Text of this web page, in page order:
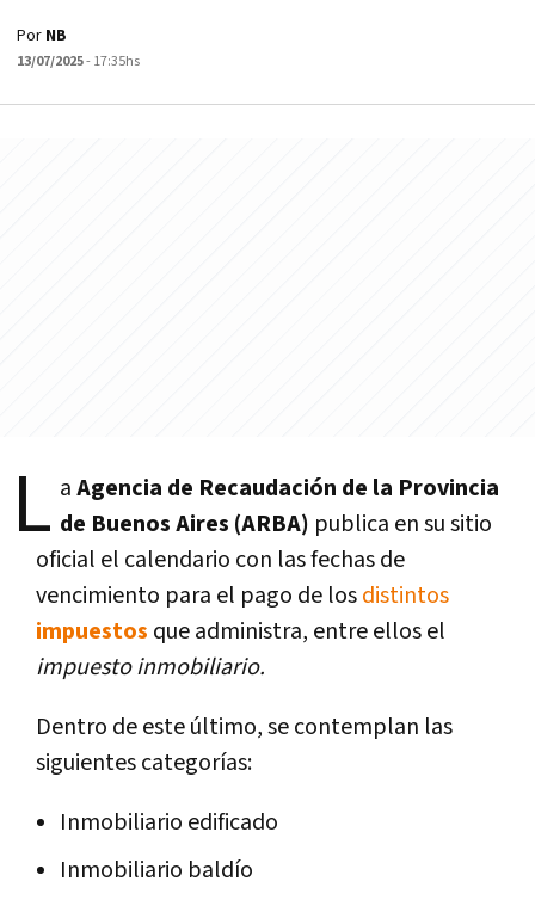
Por NB
13/07/2025- 17:35hs
L aAgencia de Recaudación de la Provincia
de Buenos Aires (ARBA) publica en su sitio
oficial el calendario con las fechas de
vencimiento para el pago de losdistintos
impuestos que administra, entre ellos el
impuesto inmobiliario.
Dentro de este último, se contemplan las
siguientes categorías:
Inmobiliario edificado
Inmobiliario baldío